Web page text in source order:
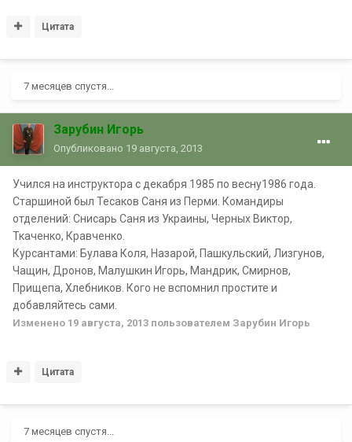
Цитата
7 месяцев спустя...
Зарубин Игорь
Опубликовано 19 августа, 2013
Учился на инструктора с декабря 1985 по весну1986 года.
Старшиной был Тесаков Саня из Перми. Командиры
отделений: Снисарь Саня из Украины, Черных Виктор,
Ткаченко, Кравченко.
Курсантами: Булава Коля, Назарой, Пашкульский, Лизгунов,
Чащин, Дронов, Малушкин Игорь, Мандрик, Смирнов,
Прищепа, Хлебников. Кого не вспомнил простите и
добавляйтесь сами.
Изменено 19 августа, 2013 пользователем Зарубин Игорь
Цитата
7 месяцев спустя...